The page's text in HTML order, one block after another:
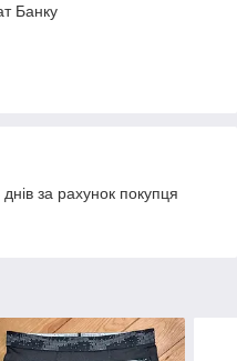
Банку
за рахунок покупця